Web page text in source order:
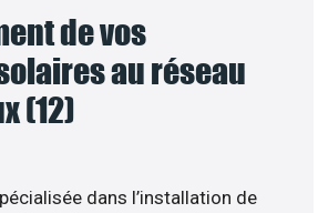
de vos
au réseau
(12)
dans l’installation de